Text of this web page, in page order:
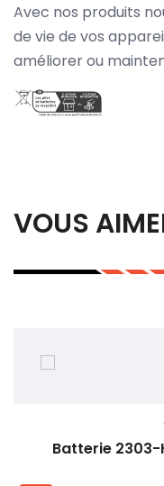
Avec nos produits
de vie de vos
améliorer ou
VOUS
Batterie 2303-